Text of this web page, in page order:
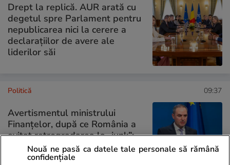
Drept la replică. AUR arată cu
degetul spre Parlament pentru
nepublicarea nici la cerere a
declarațiilor de avere ale
liderilor săi
Politică 09:37
Avertismentul ministrului
Finanțelor, după ce România a
evitat retrogradarea la „junk”:
„Orice derapaj poate veni cu
sancțiuni severe”
Nouă ne pasă ca datele tale personale să rămână
confidențiale